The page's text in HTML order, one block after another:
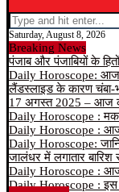
Saturday, August 8, 2026
Breaking News
पंजाब और पंजाबियों के
Daily Horoscope: आज
लैंडस्लाइड के कारण चंबा-
17 अगस्त 2025 – आज
Daily Horoscope :
Daily Horoscope : आज
Daily Horoscope:
जालंधर में लगातार
Daily Horoscope : आज
Daily Horoscope :